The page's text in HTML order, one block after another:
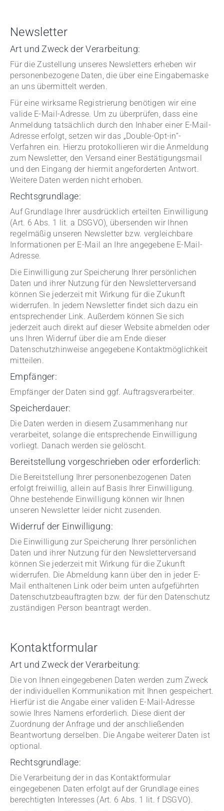
Newsletter
Art und Zweck der Verarbeitung:
Für die Zustellung unseres Newsletters erheben wir
personenbezogene Daten, die über eine Eingabemaske
an uns übermittelt werden.
Für eine wirksame Registrierung benötigen wir eine
valide E-Mail-Adresse. Um zu überprüfen, dass eine
Anmeldung tatsächlich durch den Inhaber einer E-Mail-
Adresse erfolgt, setzen wir das „Double-Opt-in“-
Verfahren ein. Hierzu protokollieren wir die Anmeldung
zum Newsletter, den Versand einer Bestätigungsmail
und den Eingang der hiermit angeforderten Antwort.
Weitere Daten werden nicht erhoben.
Rechtsgrundlage:
Auf Grundlage Ihrer ausdrücklich erteilten Einwilligung
(Art. 6 Abs. 1 lit. a DSGVO), übersenden wir Ihnen
regelmäßig unseren Newsletter bzw. vergleichbare
Informationen per E-Mail an Ihre angegebene E-Mail-
Adresse.
Die Einwilligung zur Speicherung Ihrer persönlichen
Daten und ihrer Nutzung für den Newsletterversand
können Sie jederzeit mit Wirkung für die Zukunft
widerrufen. In jedem Newsletter findet sich dazu ein
entsprechender Link. Außerdem können Sie sich
jederzeit auch direkt auf dieser Website abmelden oder
uns Ihren Widerruf über die am Ende dieser
Datenschutzhinweise angegebene Kontaktmöglichkeit
mitteilen.
Empfänger:
Empfänger der Daten sind ggf. Auftragsverarbeiter.
Speicherdauer:
Die Daten werden in diesem Zusammenhang nur
verarbeitet, solange die entsprechende Einwilligung
vorliegt. Danach werden sie gelöscht.
Bereitstellung vorgeschrieben oder erforderlich:
Die Bereitstellung Ihrer personenbezogenen Daten
erfolgt freiwillig, allein auf Basis Ihrer Einwilligung.
Ohne bestehende Einwilligung können wir Ihnen
unseren Newsletter leider nicht zusenden.
Widerruf der Einwilligung:
Die Einwilligung zur Speicherung Ihrer persönlichen
Daten und ihrer Nutzung für den Newsletterversand
können Sie jederzeit mit Wirkung für die Zukunft
widerrufen. Die Abmeldung kann über den in jeder E-
Mail enthaltenen Link oder beim unten aufgeführten
Datenschutzbeauftragten bzw. der für den Datenschutz
zuständigen Person beantragt werden.
Kontaktformular
Art und Zweck der Verarbeitung:
Die von Ihnen eingegebenen Daten werden zum Zweck
der individuellen Kommunikation mit Ihnen gespeichert.
Hierfür ist die Angabe einer validen E-Mail-Adresse
sowie Ihres Namens erforderlich. Diese dient der
Zuordnung der Anfrage und der anschließenden
Beantwortung derselben. Die Angabe weiterer Daten ist
optional.
Rechtsgrundlage:
Die Verarbeitung der in das Kontaktformular
eingegebenen Daten erfolgt auf der Grundlage eines
berechtigten Interesses (Art. 6 Abs. 1 lit. f DSGVO).